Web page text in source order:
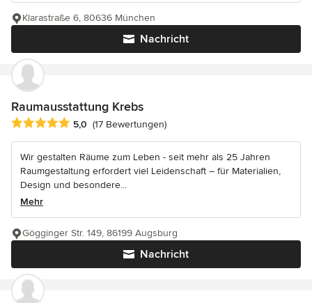
Nachricht
Klarastraße 6, 80636 München
Raumausstattung Krebs
Durchschnittliche Bewertung: 5 von 5 Sternen
5,0 (17 Bewertungen)
Wir gestalten Räume zum Leben - seit mehr als 25 Jahren
Raumgestaltung erfordert viel Leidenschaft – für Materialien,
Design und besondere...
Mehr
Nachricht
Gögginger Str. 149, 86199 Augsburg